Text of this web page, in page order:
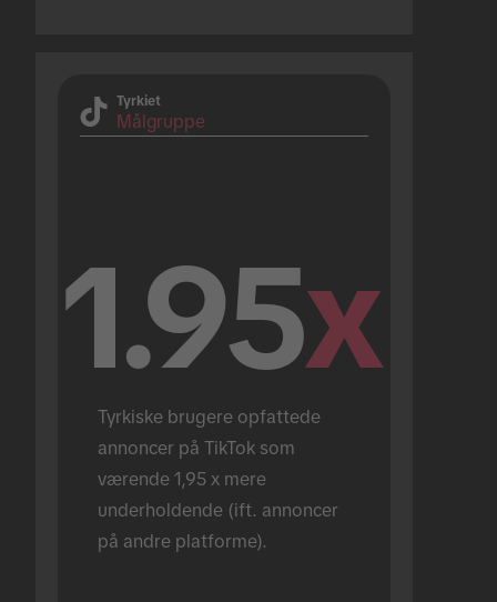
Tyrkiet
Målgruppe
1.95x
Tyrkiske brugere opfattede
annoncer på TikTok som
værende 1,95 x mere
underholdende (ift. annoncer
på andre platforme).